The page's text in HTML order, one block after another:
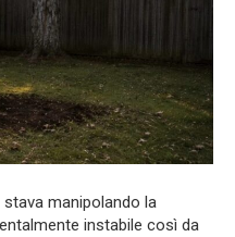
manipolando la
instabile così da